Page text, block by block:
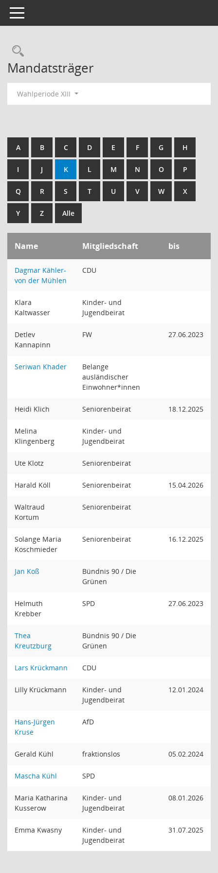
Toggle navigation
Rechercheauswahl
Mandatsträger
Wahlperiode XIII
A B C D E F G H
I J K L M N O P
Q R S T U V W X
Y Z Alle
Name Mitgliedschaft bis
Dagmar Kähler-
von der Mühlen
CDU
Klara
Kaltwasser
Kinder- und
Jugendbeirat
Detlev
Kannapinn
FW 27.06.2023
Seriwan Khader
Belange
ausländischer
Einwohner*innen
Heidi Klich Seniorenbeirat 18.12.2025
Melina
Klingenberg
Kinder- und
Jugendbeirat
Ute Klotz Seniorenbeirat
Harald Köll Seniorenbeirat 15.04.2026
Waltraud
Kortum
Seniorenbeirat
Solange Maria
Koschmieder
Seniorenbeirat 16.12.2025
Jan Koß
Bündnis 90 / Die
Grünen
Helmuth
Krebber
SPD 27.06.2023
Thea
Kreutzburg
Bündnis 90 / Die
Grünen
Lars Krückmann CDU
Lilly Krückmann
Kinder- und
Jugendbeirat
12.01.2024
Hans-Jürgen
Kruse
AfD
Gerald Kühl fraktionslos 05.02.2024
Mascha Kühl SPD
Maria Katharina
Kusserow
Kinder- und
Jugendbeirat
08.01.2026
Emma Kwasny
Kinder- und
Jugendbeirat
31.07.2025